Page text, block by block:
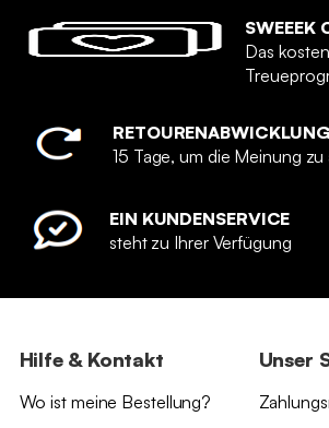
SWEEEK
Das
RETOURENABWICKLUNG
15 Tage, um die Meinung zu
EIN KUNDENSERVICE
steht zu Ihrer Verfügung
Hilfe & Kontakt
Wo ist meine Bestellung?
Unser